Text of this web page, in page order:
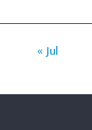
« Jul